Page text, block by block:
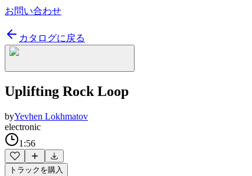
お問い合わせ
カタログに戻る
Uplifting Rock Loop
byYevhen Lokhmatov
electronic
1:56
トラックを購入